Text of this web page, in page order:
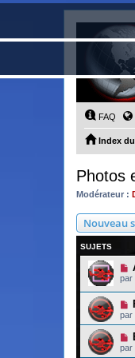
FAQ
Index
Photos
Modérateur :
Nouveau
SUJETS
par
par
par